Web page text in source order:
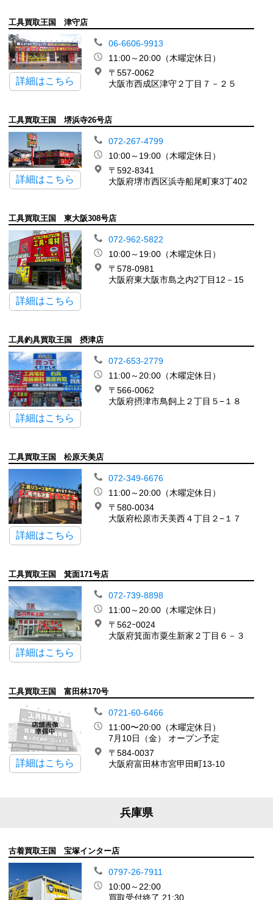
工具買取王国 津守店
詳細はこちら
06-6606-9913
11:00～20:00（木曜定休日）
〒557-0062
大阪市西成区津守２丁目７－２５
工具買取王国 堺浜寺26号店
詳細はこちら
072-267-4799
10:00～19:00（木曜定休日）
〒592-8341
大阪府堺市西区浜寺船尾町東3丁402
工具買取王国 東大阪308号店
詳細はこちら
072-962-5822
10:00～19:00（木曜定休日）
〒578-0981
大阪府東大阪市島之内2丁目12－15
工具釣具買取王国 摂津店
詳細はこちら
072-653-2779
11:00～20:00（木曜定休日）
〒566-0062
大阪府摂津市鳥飼上２丁目５−１８
工具買取王国 松原天美店
詳細はこちら
072-349-6676
11:00～20:00（木曜定休日）
〒580-0034
大阪府松原市天美西４丁目２−１７
工具買取王国 箕面171号店
詳細はこちら
072-739-8898
11:00～20:00（木曜定休日）
〒562ｰ0024
大阪府箕面市粟生新家２丁目６－３
工具買取王国 富田林170号
詳細はこちら
0721-60-6466
11:00〜20:00（木曜定休日）
7月10日（金） オープン予定
〒584-0037
大阪府富田林市宮甲田町13-10
兵庫県
古着買取王国 宝塚インター店
0797-26-7911
10:00～22:00
買取受付終了 21:30